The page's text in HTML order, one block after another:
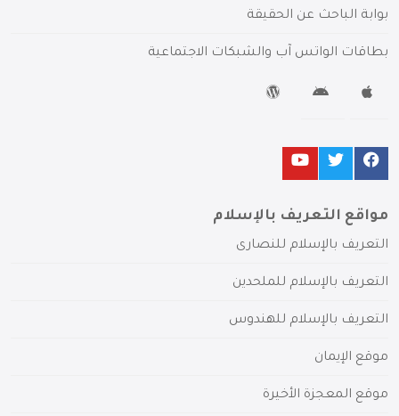
بوابة الباحث عن الحقيقة
بطاقات الواتس آب والشبكات الاجتماعية
مواقع التعريف بالإسلام
التعريف بالإسلام للنصارى
التعريف بالإسلام للملحدين
التعريف بالإسلام للهندوس
موقع الإيمان
موقع المعجزة الأخيرة